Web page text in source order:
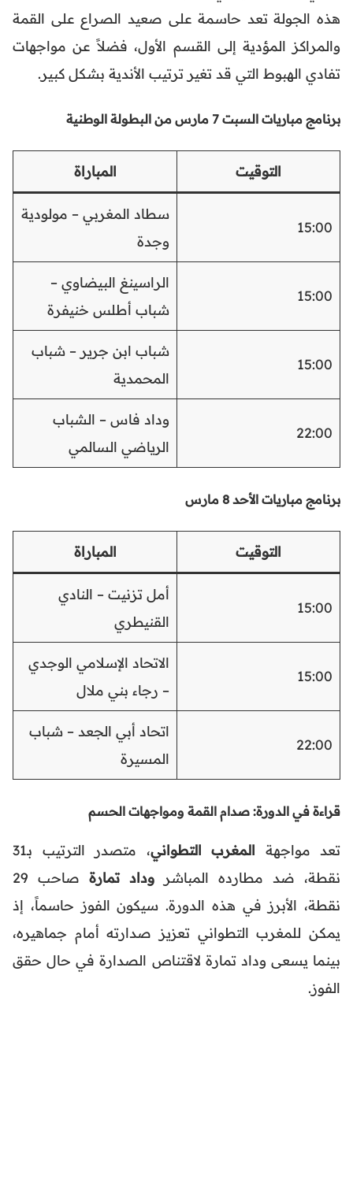
هذه الجولة تعد حاسمة على صعيد الصراع على القمة
والمراكز المؤدية إلى القسم الأول، فضلاً عن مواجهات
تفادي الهبوط التي قد تغير ترتيب الأندية بشكل كبير.
برنامج مباريات السبت 7 مارس من البطولة الوطنية
التوقيت المباراة
15:00
سطاد المغربي – مولودية
وجدة
15:00
الراسينغ البيضاوي –
شباب أطلس خنيفرة
15:00
شباب ابن جرير – شباب
المحمدية
22:00
وداد فاس – الشباب
الرياضي السالمي
برنامج مباريات الأحد 8 مارس
التوقيت المباراة
15:00
أمل تزنيت – النادي
القنيطري
15:00
الاتحاد الإسلامي الوجدي
– رجاء بني ملال
22:00
اتحاد أبي الجعد – شباب
المسيرة
قراءة في الدورة: صدام القمة ومواجهات الحسم
تعد مواجهة المغرب التطواني
، متصدر الترتيب بـ31
نقطة، ضد مطارده المباشر وداد تمارة
صاحب 29
نقطة، الأبرز في هذه الدورة. سيكون الفوز حاسماً، إذ
يمكن للمغرب التطواني تعزيز صدارته أمام جماهيره،
بينما يسعى وداد تمارة لاقتناص الصدارة في حال حقق
الفوز.